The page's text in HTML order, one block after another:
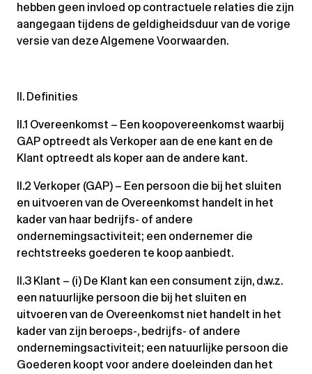
hebben geen invloed op contractuele relaties die zijn
aangegaan tijdens de geldigheidsduur van de vorige
versie van deze Algemene Voorwaarden.
II. Definities
II.1 Overeenkomst – Een koopovereenkomst waarbij
GAP optreedt als Verkoper aan de ene kant en de
Klant optreedt als koper aan de andere kant.
II.2 Verkoper (GAP) – Een persoon die bij het sluiten
en uitvoeren van de Overeenkomst handelt in het
kader van haar bedrijfs- of andere
ondernemingsactiviteit; een ondernemer die
rechtstreeks goederen te koop aanbiedt.
II.3 Klant – (i) De Klant kan een consument zijn, d.w.z.
een natuurlijke persoon die bij het sluiten en
uitvoeren van de Overeenkomst niet handelt in het
kader van zijn beroeps-, bedrijfs- of andere
ondernemingsactiviteit; een natuurlijke persoon die
Goederen koopt voor andere doeleinden dan het